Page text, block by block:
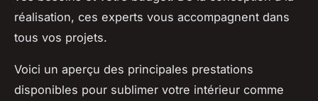
réalisation, ces experts vous accompagnent dans
tous vos projets.
Voici un aperçu des principales prestations
disponibles pour sublimer votre intérieur comme